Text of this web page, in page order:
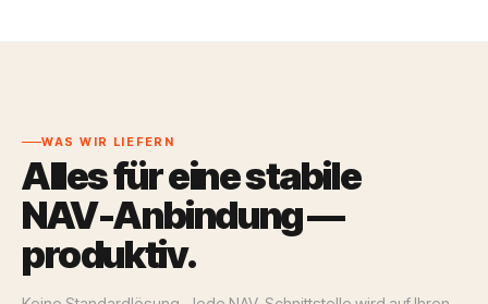
WAS WIR LIEFERN
Alles für eine stabile
NAV-Anbindung —
produktiv.